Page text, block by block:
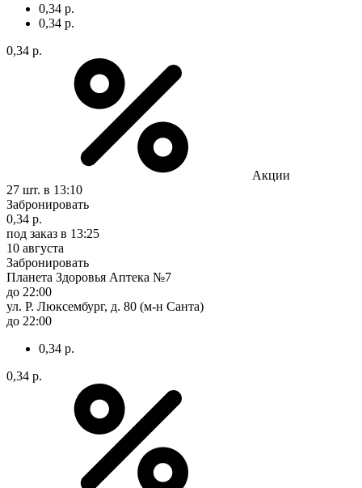
0,34 р.
0,34 р.
0,34 р.
Акции
27 шт. в 13:10
Забронировать
0,34 р.
под заказ в 13:25
10 августа
Забронировать
Планета Здоровья Аптека №7
до 22:00
ул. Р. Люксембург, д. 80 (м-н Санта)
до 22:00
0,34 р.
0,34 р.